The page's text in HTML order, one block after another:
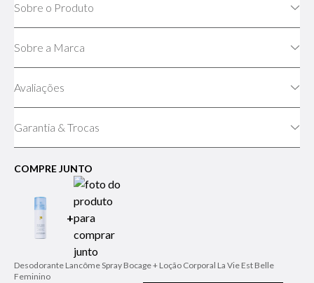
Sobre o Produto
Sobre a Marca
Avaliações
Garantia & Trocas
COMPRE JUNTO
+
Desodorante Lancôme Spray Bocage + Loção Corporal La Vie Est Belle
Feminino